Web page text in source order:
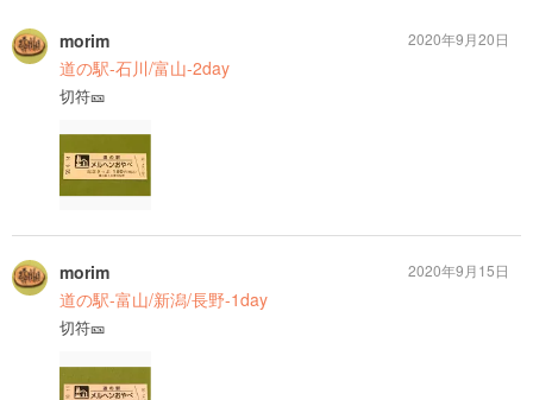
morim
道の駅-石川/富山-2day
切符🎫
2020年9月20日
morim
道の駅-富山/新潟/長野-1day
切符🎫
2020年9月15日